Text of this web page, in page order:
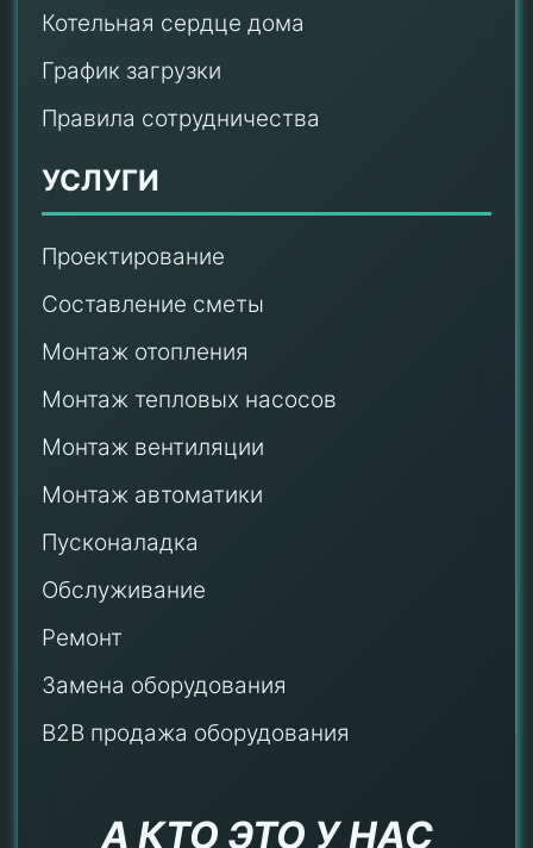
Котельная сердце дома
График загрузки
Правила сотрудничества
УСЛУГИ
Проектирование
Составление сметы
Монтаж отопления
Монтаж тепловых насосов
Монтаж вентиляции
Монтаж автоматики
Пусконаладка
Обслуживание
Ремонт
Замена оборудования
B2B продажа оборудования
А КТО ЭТО У НАС